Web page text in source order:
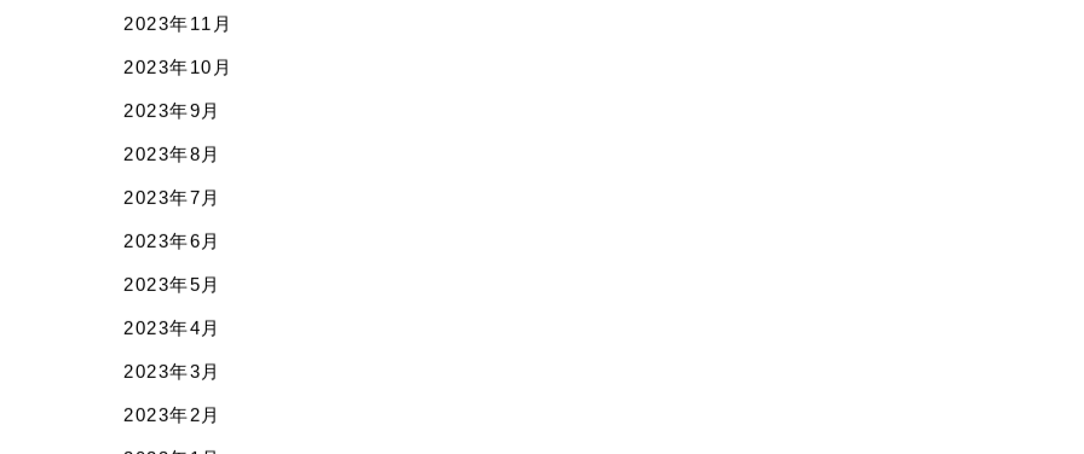
2023年11月
2023年10月
2023年9月
2023年8月
2023年7月
2023年6月
2023年5月
2023年4月
2023年3月
2023年2月